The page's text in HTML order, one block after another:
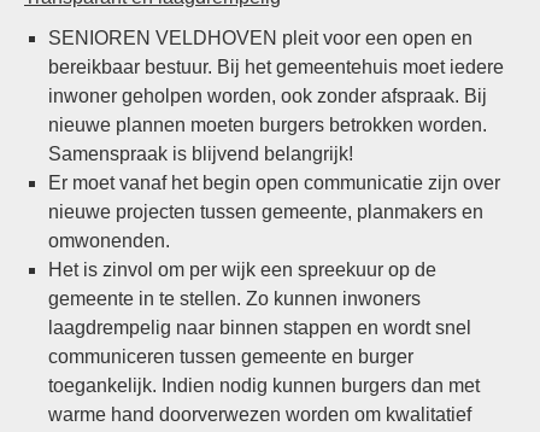
SENIOREN VELDHOVEN pleit voor een open en
bereikbaar bestuur. Bij het gemeentehuis moet iedere
inwoner geholpen worden, ook zonder afspraak. Bij
nieuwe plannen moeten burgers betrokken worden.
Samenspraak is blijvend belangrijk!
Er moet vanaf het begin open communicatie zijn over
nieuwe projecten tussen gemeente, planmakers en
omwonenden.
Het is zinvol om per wijk een spreekuur op de
gemeente in te stellen. Zo kunnen inwoners
laagdrempelig naar binnen stappen en wordt snel
communiceren tussen gemeente en burger
toegankelijk. Indien nodig kunnen burgers dan met
warme hand doorverwezen worden om kwalitatief